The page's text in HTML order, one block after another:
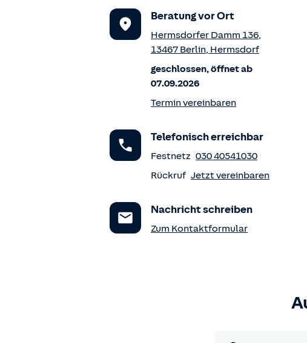
Beratung vor Ort
Hermsdorfer Damm 136,
13467 Berlin, Hermsdorf
geschlossen, öffnet ab
07.09.2026
Termin vereinbaren
Telefonisch erreichbar
Festnetz 030 40541030
Rückruf Jetzt vereinbaren
Nachricht schreiben
Zum Kontaktformular